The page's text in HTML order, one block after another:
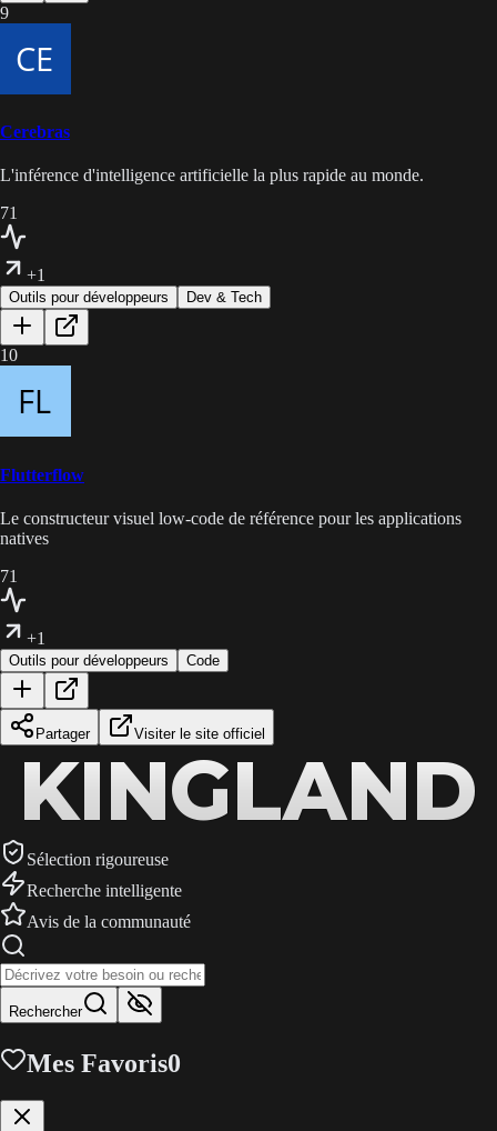
9
Cerebras
L'inférence d'intelligence artificielle la plus rapide au monde.
71
+1
Outils pour développeurs Dev & Tech
10
Flutterflow
Le constructeur visuel low-code de référence pour les applications
natives
71
+1
Outils pour développeurs Code
Partager Visiter le site officiel
KINGLAND
KINGLAND
KINGLAND
Sélection rigoureuse
Recherche intelligente
Avis de la communauté
Rechercher
Mes Favoris0